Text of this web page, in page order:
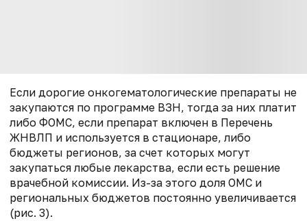
Если дорогие онкогематологические препараты не
закупаются по программе ВЗН, тогда за них платит
либо ФОМС, если препарат включен в Перечень
ЖНВЛП и используется в стационаре, либо
бюджеты регионов, за счет которых могут
закупаться любые лекарства, если есть решение
врачебной комиссии. Из-за этого доля ОМС и
региональных бюджетов постоянно увеличивается
(рис. 3).